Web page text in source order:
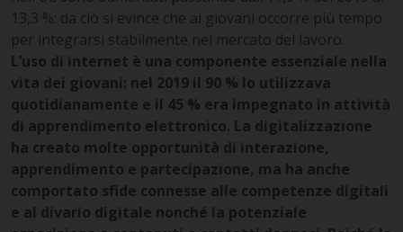
13,3 %: da ciò si evince che ai giovani occorre più tempo
per integrarsi stabilmente nel mercato del lavoro.
L’uso di internet è una componente essenziale nella
vita dei giovani: nel 2019 il 90 % lo utilizzava
quotidianamente e il 45 % era impegnato in attività
di apprendimento elettronico. La digitalizzazione
ha creato molte opportunità di interazione,
apprendimento e partecipazione, ma ha anche
comportato sfide connesse alle competenze digitali
e al divario digitale nonché la potenziale